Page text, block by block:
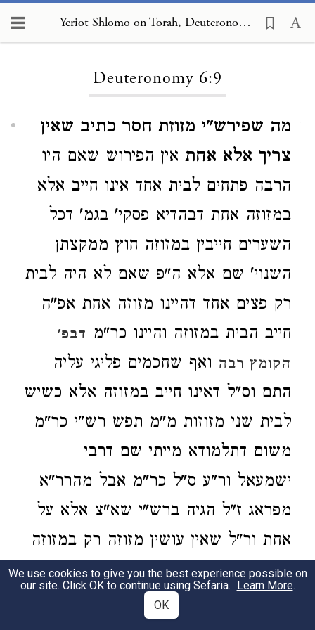
Yeriot Shlomo on Torah, Deuteronomy 6:9
Deuteronomy 6:9
1
מה שפירש"י מזוזת חסר כתיב שאין
צריך אלא אחת אין הפירוש שאם היו
הרבה פתחים לבית אחד אינו חייב אלא
במזוזה אחת דבהדיא פסקי' בגמ' דכל
השערים חייבין במזוזה חוץ ממקצתן
השנוי' שם אלא ה"פ שאם לא היה לבית
רק פצים אחד דהיינו מזוזה אחת אפ"ה
חייב הבית במזוזה והיינו כר"מ דבפ'
הקומץ רבה ואף שחכמים פליגי עליה
התם וס"ל דאינו חייב במזוזה אלא כשיש
לבית שני מזוזות מ"מ תפש רש"י כר"מ
משום דתלמודא מייתי שם דרבי
ישמעאל ור"ע ס"ל כר"מ אבל מהרר"א
מפראג ז"ל הגיה ברש"י שא"צ אלא על
אחת ור"ל שאין עושין מזוזה רק במזוזה
אחת של הבית ולא נימא שעושין שני
מזוזות בשני מזוזות הבית ולא נהירה
We use cookies to give you the best experience possible on
our site. Click OK to continue using Sefaria. Learn More.
OK